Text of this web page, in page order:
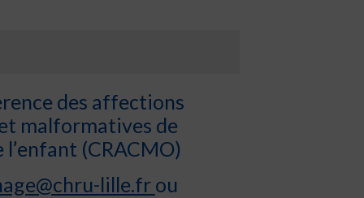
des affections
malformatives de
l’enfant (CRACMO)
lille.fr ou